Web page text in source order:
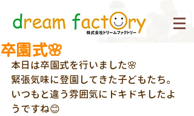
卒園式🌸
本日は卒園式を行いました🌸
緊張気味に登園してきた子どもたち。
いつもと違う雰囲気にドキドキしたよ
うですね😊